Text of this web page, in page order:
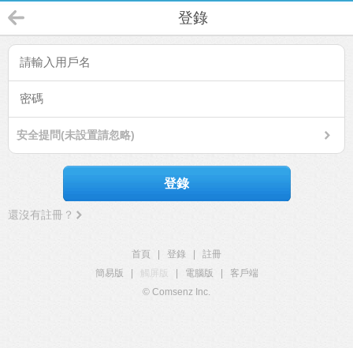
登錄
安全提問(未設置請忽略)
登錄
還沒有註冊？
首頁 登錄
註冊
簡易版
觸屏版 電腦版
客戶端
© Comsenz Inc.